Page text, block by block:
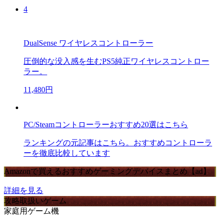
4
DualSense ワイヤレスコントローラー
圧倒的な没入感を生むPS5純正ワイヤレスコントロー
ラー。
11,480円
PC/Steamコントローラーおすすめ20選はこちら
ランキングの元記事はこちら。おすすめコントローラ
ーを徹底比較しています
Amazonで買えるおすすめゲーミングデバイスまとめ【ad】
詳細を見る
攻略取扱いゲーム
家庭用ゲーム機